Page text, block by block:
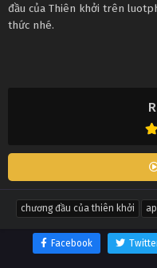
đầu của Thiên khởi trên
thức nhé.
chương đầu của thiên khởi
Facebook